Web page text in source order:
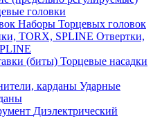
головки
Наборы Торцевых головок
Отвертки,
Торцевые насадки
Ударные
Диэлектрический